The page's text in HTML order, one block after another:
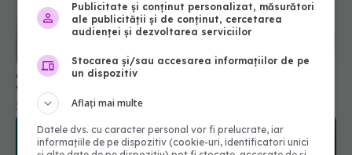
Anglia lansează prima campanie mondială de
vaccinare împotriva gonoreei
21 mai 2025, 23:44
Publicitate și conținut personalizat, măsurători
ale publicității și de conținut, cercetarea
audienței și dezvoltarea serviciilor
Stocarea și/sau accesarea informațiilor de pe
un dispozitiv
Aflați mai multe
Datele dvs. cu caracter personal vor fi prelucrate, iar
informațiile de pe dispozitiv (cookie-uri, identificatori unici